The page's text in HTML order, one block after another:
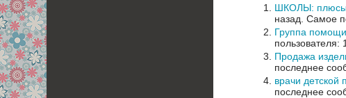
ШКОЛЫ: плюсы
назад. Самое
Группа
пользователя:
Продажа
последнее
врачи детской
последнее